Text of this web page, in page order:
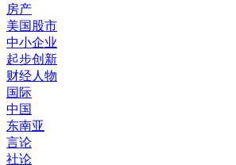
房产
美国股市
中小企业
起步创新
财经人物
国际
中国
东南亚
言论
社论